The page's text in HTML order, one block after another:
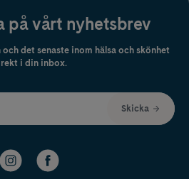
på vårt nyhetsbrev
det senaste inom hälsa och skönhet
i din inbox.
Skicka